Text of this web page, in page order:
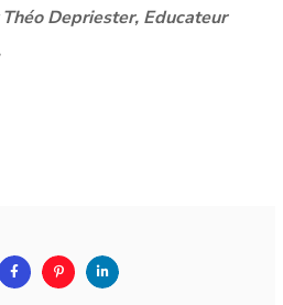
Depriester, Educateur